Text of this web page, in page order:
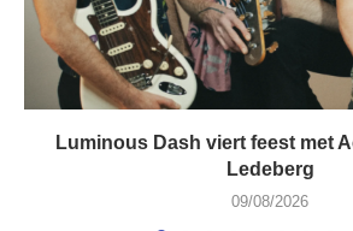
Luminous Dash viert feest met
Ledeberg
09/08/2026